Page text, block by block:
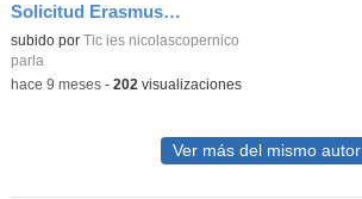
Solicitud Erasmus Alumnado 25-26
subido por Tic ies nicolascopernico
parla
-hace 9 meses- 202 visualizaciones
Ver más del mismo autor